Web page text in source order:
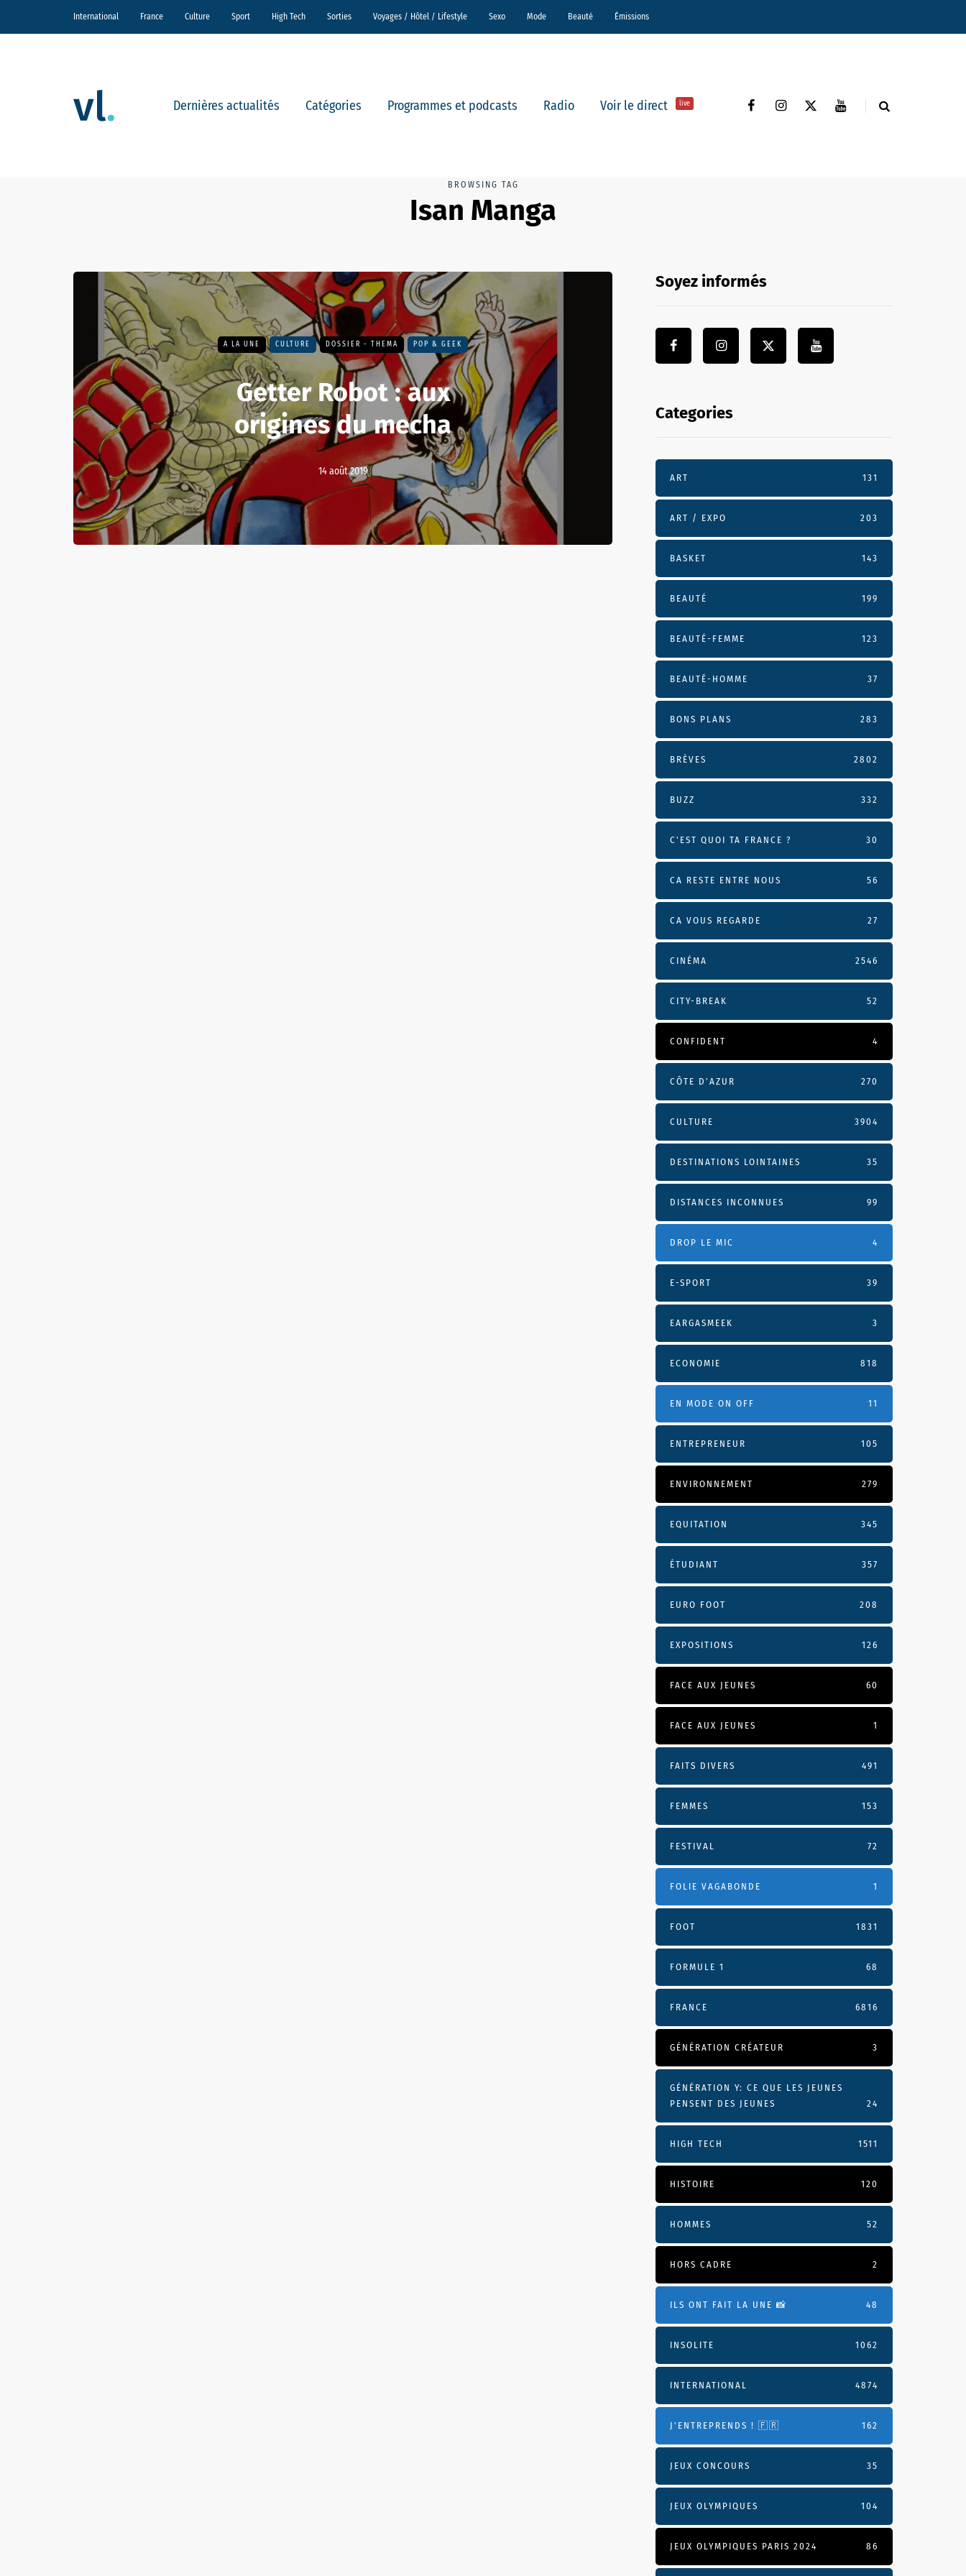
International France Culture Sport High Tech Sorties Voyages / Hôtel / Lifestyle Sexo Mode Beauté Émissions
Dernières actualités Catégories Programmes et podcasts Radio Voir le direct live
BROWSING TAG
Isan Manga
A LA UNE CULTURE DOSSIER - THEMA POP & GEEK
Getter Robot : aux
origines du mecha
14 août 2019
Soyez informés
Categories
ART 131
ART / EXPO 203
BASKET 143
BEAUTÉ 199
BEAUTÉ-FEMME 123
BEAUTÉ-HOMME 37
BONS PLANS 283
BRÈVES 2802
BUZZ 332
C'EST QUOI TA FRANCE ? 30
CA RESTE ENTRE NOUS 56
CA VOUS REGARDE 27
CINÉMA 2546
CITY-BREAK 52
CONFIDENT 4
CÔTE D’AZUR 270
CULTURE 3904
DESTINATIONS LOINTAINES 35
DISTANCES INCONNUES 99
DROP LE MIC 4
E-SPORT 39
EARGASMEEK 3
ECONOMIE 818
EN MODE ON OFF 11
ENTREPRENEUR 105
ENVIRONNEMENT 279
EQUITATION 345
ÉTUDIANT 357
EURO FOOT 208
EXPOSITIONS 126
FACE AUX JEUNES 60
FACE AUX JEUNES 1
FAITS DIVERS 491
FEMMES 153
FESTIVAL 72
FOLIE VAGABONDE 1
FOOT 1831
FORMULE 1 68
FRANCE 6816
GÉNÉRATION CRÉATEUR 3
GÉNÉRATION Y: CE QUE LES JEUNES
PENSENT DES JEUNES
24
HIGH TECH 1511
HISTOIRE 120
HOMMES 52
HORS CADRE 2
ILS ONT FAIT LA UNE 📸 48
INSOLITE 1062
INTERNATIONAL 4874
J'ENTREPRENDS ! 🇫🇷 162
JEUX CONCOURS 35
JEUX OLYMPIQUES 104
JEUX OLYMPIQUES PARIS 2024 86